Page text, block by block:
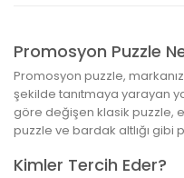
Promosyon Puzzle
Promosyon puzzle,
şekilde tanıtmaya yarayan
göre değişen klasik puzzle,
puzzle ve bardak altlığı
Kimler Tercih Eder?